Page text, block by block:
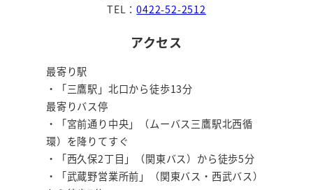
TEL：0422-52-2512
アクセス
最寄り駅
・「三鷹駅」北口から徒歩13分
最寄りバス停
・「宮前通り中央」（ムーバス三鷹駅北西循
環）を降りてすぐ
・「西久保2丁目」（関東バス）から徒歩5分
・「武蔵野営業所前」（関東バス・西武バス）